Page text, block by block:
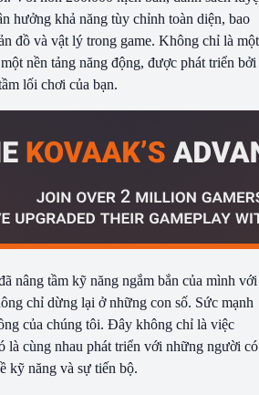
hưởng khả năng tùy chỉnh toàn diện, bao
đồ và vật lý trong game. Không chỉ là một
nền tảng năng động, được phát triển bởi
lối chơi của bạn.
nâng tầm kỹ năng ngắm bắn của mình với
chỉ dừng lại ở những con số. Sức mạnh
của chúng tôi. Đây không chỉ là việc
là cùng nhau phát triển với những người có
kỹ năng và sự tiến bộ.